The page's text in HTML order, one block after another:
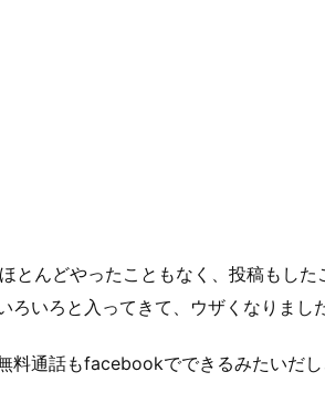
とんどやったこともなく、投稿もし
ろいろと入ってきて、ウザくなりまし
料通話もfacebookでできるみたいだ